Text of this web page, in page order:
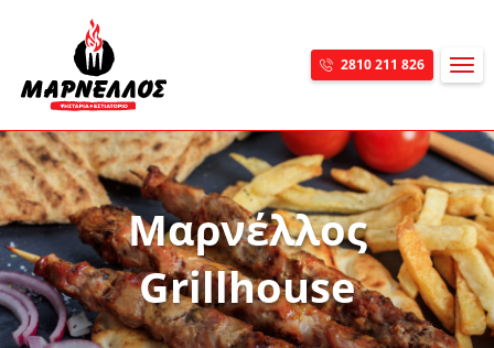
Skip navigation 2810 211 826
Μαρνέλλος
Grillhouse